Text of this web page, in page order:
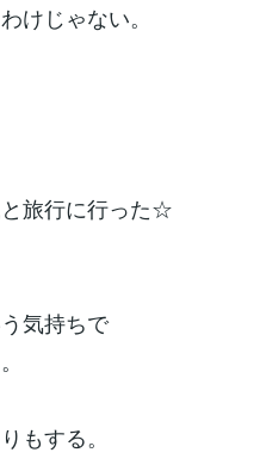
けじゃない。
旅行に行った☆
気持ちで
もする。